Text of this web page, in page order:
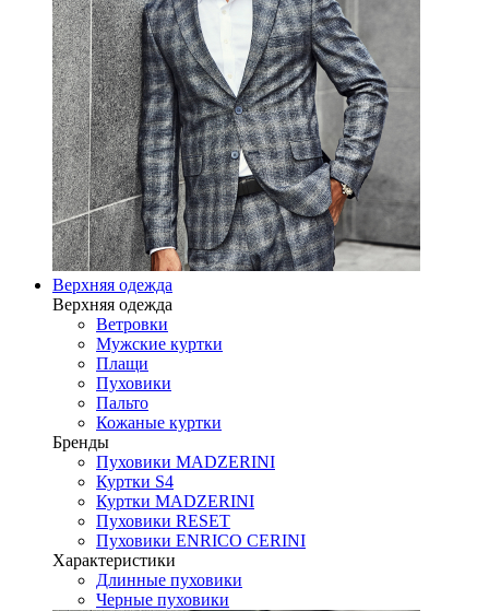
Верхняя одежда
Верхняя одежда
Ветровки
Мужские куртки
Плащи
Пуховики
Пальто
Кожаные куртки
Бренды
Пуховики MADZERINI
Куртки S4
Куртки MADZERINI
Пуховики RESET
Пуховики ENRICO CERINI
Характеристики
Длинные пуховики
Черные пуховики